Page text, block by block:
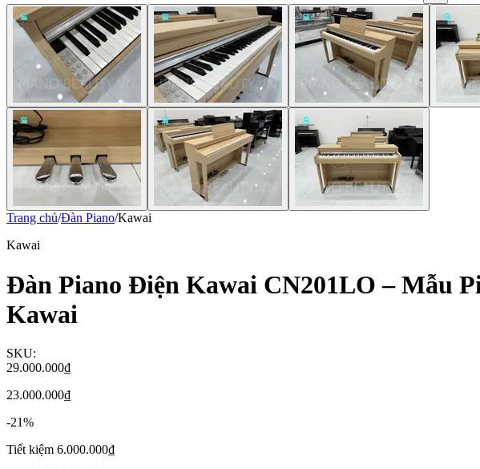
Trang chủ/Đàn Piano/Kawai
Kawai
Đàn Piano Điện Kawai CN201LO – Mẫu
Kawai
SKU:
29.000.000₫
23.000.000₫
-21%
Tiết kiệm 6.000.000₫